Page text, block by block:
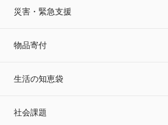
災害・緊急支援
物品寄付
生活の知恵袋
社会課題